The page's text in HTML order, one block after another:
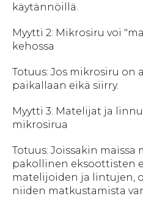
käytännöillä.
Myytti 2: Mikrosiru voi
kehossa
Totuus: Jos mikrosiru on
paikallaan eikä siirry.
Myytti 3: Matelijat ja
mikrosirua
Totuus: Joissakin maissa
pakollinen eksoottisten
matelijoiden ja lintujen,
niiden matkustamista